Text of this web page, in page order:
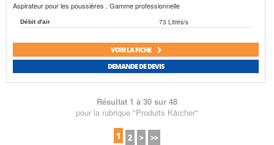
Aspirateur pour les poussières . Gamme professionnelle
Débit d'air 73 Litres/s
VOIR LA FICHE
DEMANDE DE DEVIS
Résultat 1 à 30 sur 48
pour la rubrique "Produits Kärcher"
1
2 > >>